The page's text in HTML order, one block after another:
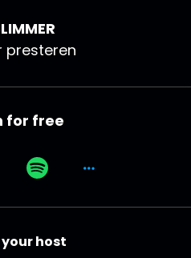
presteren
for free
host